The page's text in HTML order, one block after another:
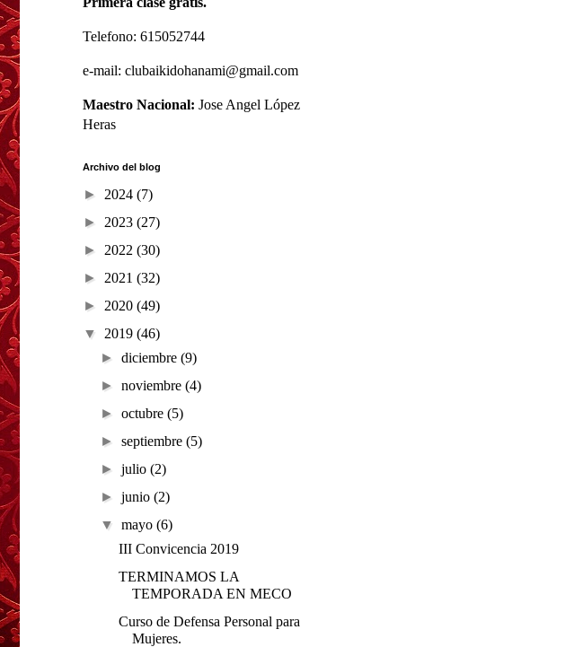
Telefono: 615052744
e-mail: clubaikidohanami@gmail.com
Maestro Nacional: Jose Angel López
Heras
Archivo del blog
► 2024 (7)
► 2023 (27)
► 2022 (30)
► 2021 (32)
► 2020 (49)
▼ 2019 (46)
►diciembre(9)
►noviembre(4)
►octubre(5)
►septiembre(5)
►julio(2)
►junio(2)
▼mayo(6)
III Convicencia 2019
TERMINAMOS LA
TEMPORADA EN MECO
Curso de Defensa Personal para
Mujeres.